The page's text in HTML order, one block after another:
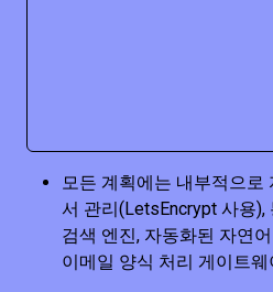
모든 계획에는 내부적으로
서 관리(LetsEncrypt 사용),
검색 엔진, 자동화된 자연
이메일 양식 처리 게이트